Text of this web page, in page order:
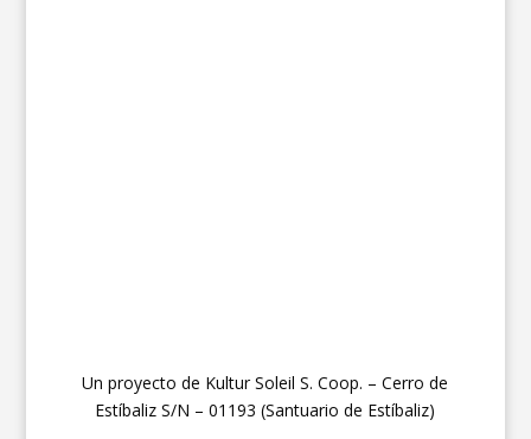
Un proyecto de Kultur Soleil S. Coop. – Cerro de
Estíbaliz S/N – 01193 (Santuario de Estíbaliz)